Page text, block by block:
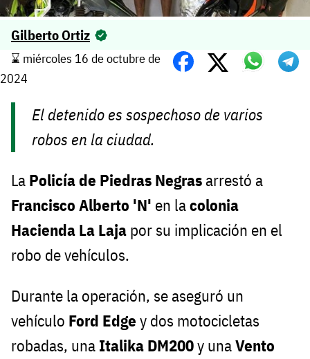
Gilberto Ortiz
⌛️ miércoles 16 de octubre de
2024
El detenido es sospechoso de varios
robos en la ciudad.
La Policía de Piedras Negras arrestó a
Francisco Alberto 'N' en lacolonia
Hacienda La Laja por su implicación en el
robo de vehículos.
Durante la operación, se aseguró un
vehículo Ford Edge y dos motocicletas
robadas, una Italika DM200y unaVento